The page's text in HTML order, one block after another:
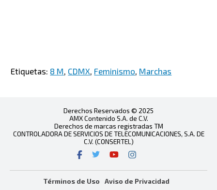
Etiquetas: 8 M, CDMX, Feminismo, Marchas
Derechos Reservados © 2025
AMX Contenido S.A. de C.V.
Derechos de marcas registradas TM
CONTROLADORA DE SERVICIOS DE TELECOMUNICACIONES, S.A. DE
C.V. (CONSERTEL)
Términos de Uso
Aviso de Privacidad